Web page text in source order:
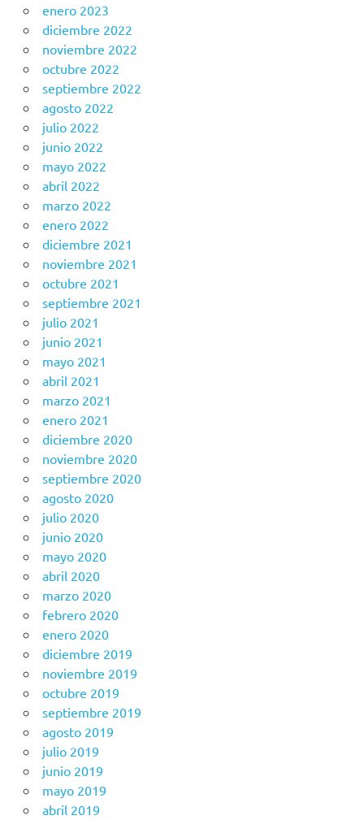
enero 2023
diciembre 2022
noviembre 2022
octubre 2022
septiembre 2022
agosto 2022
julio 2022
junio 2022
mayo 2022
abril 2022
marzo 2022
enero 2022
diciembre 2021
noviembre 2021
octubre 2021
septiembre 2021
julio 2021
junio 2021
mayo 2021
abril 2021
marzo 2021
enero 2021
diciembre 2020
noviembre 2020
septiembre 2020
agosto 2020
julio 2020
junio 2020
mayo 2020
abril 2020
marzo 2020
febrero 2020
enero 2020
diciembre 2019
noviembre 2019
octubre 2019
septiembre 2019
agosto 2019
julio 2019
junio 2019
mayo 2019
abril 2019